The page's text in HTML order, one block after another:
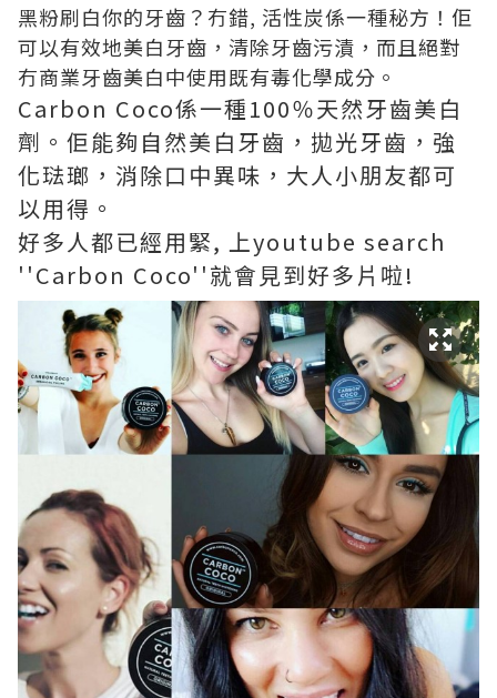
黑粉刷白你的牙齒？冇錯, 活性炭係一種秘方！佢
可以有效地美白牙齒，清除牙齒污漬，而且絕對
冇商業牙齒美白中使用既有毒化學成分。
Carbon Coco係一種100％天然牙齒美白
劑。佢能夠自然美白牙齒，拋光牙齒，強
化琺瑯，消除口中異味，大人小朋友都可
以用得。
好多人都已經用緊, 上youtube search
''Carbon Coco''就會見到好多片啦!